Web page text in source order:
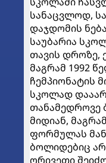
სანაცვლოდ,
დაჯდომის
საუბარია
თავის დროზე,
მაგრამ 1992
ჩემპიონატის
სკოლად
თანამედროვე
მიდიან,
ფორმულას
ბოლიდებიც
ორივეთი